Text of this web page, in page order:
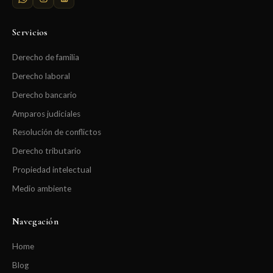
Servicios
Derecho de familia
Derecho laboral
Derecho bancario
Amparos judiciales
Resolución de conflictos
Derecho tributario
Propiedad intelectual
Medio ambiente
Navegación
Home
Blog